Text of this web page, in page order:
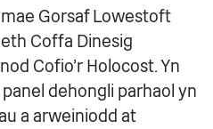
Gorsaf Lowestoft
Coffa Dinesig
Cofio'r Holocost. Yn
dehongli parhaol yn
a arweiniodd at